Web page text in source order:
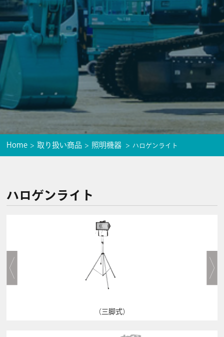
Home 取り扱い商品 照明機器 ハロゲンライト
ハロゲンライト
（三脚式）